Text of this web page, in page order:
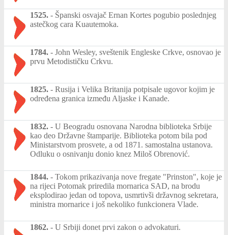
1525. - Španski osvajač Ernan Kortes pogubio poslednjeg
astečkog cara Kuautemoka.
1784. - John Wesley, sveštenik Engleske Crkve, osnovao je
prvu Metodističku Crkvu.
1825. - Rusija i Velika Britanija potpisale ugovor kojim je
određena granica između Aljaske i Kanade.
1832. - U Beogradu osnovana Narodna biblioteka Srbije
kao deo Državne štamparije. Biblioteka potom bila pod
Ministarstvom prosvete, a od 1871. samostalna ustanova.
Odluku o osnivanju donio knez Miloš Obrenović.
1844. - Tokom prikazivanja nove fregate "Prinston", koje je
na rijeci Potomak priredila mornarica SAD, na brodu
eksplodirao jedan od topova, usmrtivši državnog sekretara,
ministra mornarice i još nekoliko funkcionera Vlade.
1862. - U Srbiji donet prvi zakon o advokaturi.